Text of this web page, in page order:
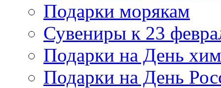
Подарки морякам
Сувениры к 23
Подарки на День
Подарки на День